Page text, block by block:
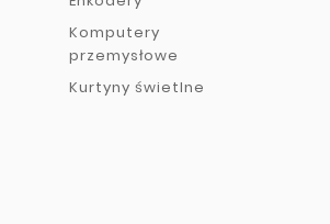
Komputery
przemysłowe
Kurtyny świetlne